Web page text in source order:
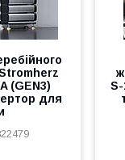
(GEN3)
для
S-